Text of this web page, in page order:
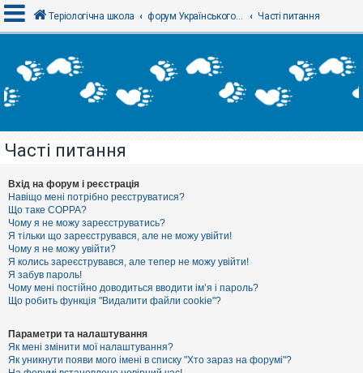
х
і
Р
є
с
т
р
а
ц
і
я
Т
м
и
б
е
Теріологічна школа форум Українського теріологічного товариства Часті питання
Часті питання
Вхід на форум і реєстрація
Навіщо мені потрібно реєструватися?
Що таке COPPA?
Чому я не можу зареєструватись?
Я тільки що зареєструвався, але не можу увійти!
Чому я не можу увійти?
Я колись зареєструвався, але тепер не можу увійти!
Я забув пароль!
Чому мені постійно доводиться вводити ім’я і пароль?
Що робить функція "Видалити файли cookie"?
Параметри та налаштування
Як мені змінити мої налаштування?
Як уникнути появи мого імені в списку "Хто зараз на форумі"?